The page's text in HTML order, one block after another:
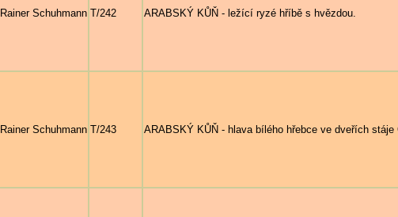
Rainer Schuhmann T/242 ARABSKÝ KŮŇ - ležící ryzé hříbě s hvězdou.
Rainer Schuhmann T/243 ARABSKÝ KŮŇ - hlava bílého hřebce ve dveřích stáje